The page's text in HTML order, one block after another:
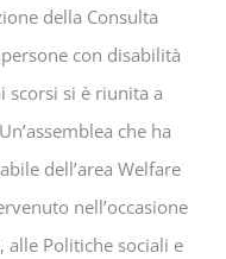
della Consulta
con disabilità
scorsi si è riunita a
che ha
dell’area Welfare
nell’occasione
alle Politiche sociali e